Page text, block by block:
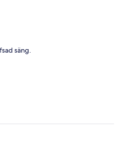
säng.